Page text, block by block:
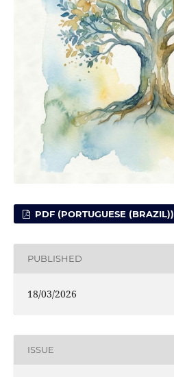
PDF (PORTUGUESE (BRAZIL))
PUBLISHED
18/03/2026
ISSUE